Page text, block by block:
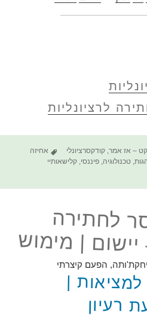
לרציונליות
– אז אמר,קודקסרציונלי תגיות
אחיזה
, טכנולוגיה,פיננסי,קלישאותיי
לרציונליות – הקצאה
לחתירה
יישום | מימוש
הפעם קיצרתי
|
רעיון